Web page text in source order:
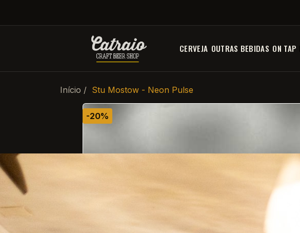
CERVEJA OUTRAS BEBIDAS ON TAP
Início Stu Mostow - Neon Pulse
-20%